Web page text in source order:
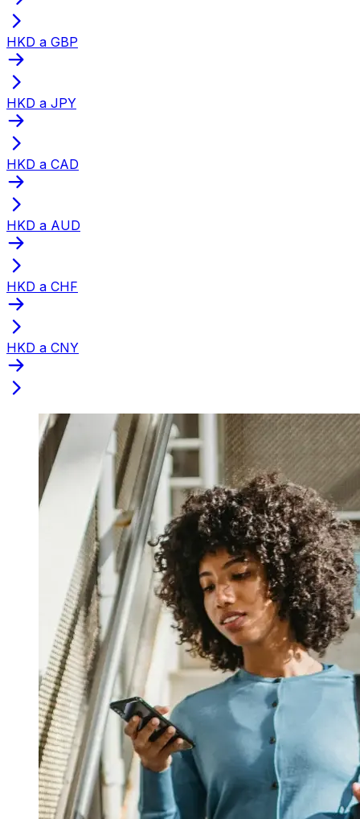
HKD a GBP
HKD a JPY
HKD a CAD
HKD a AUD
HKD a CHF
HKD a CNY